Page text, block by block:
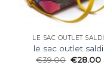
LE SAC OUTLET SALDI
le sac outlet saldi
€39.00 €28.00